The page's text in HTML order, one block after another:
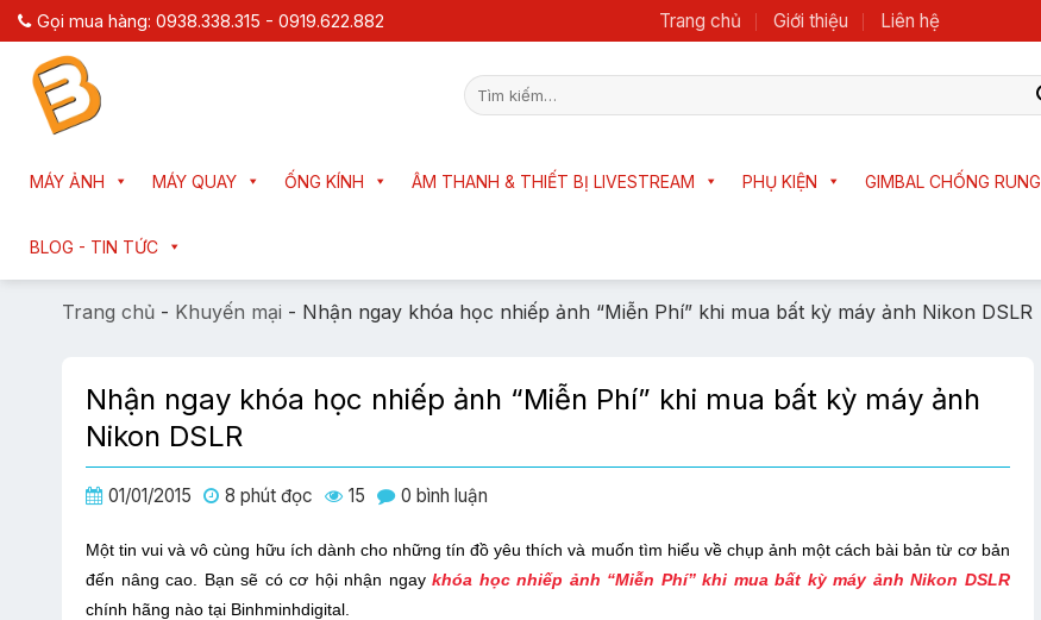
Chuyển
đến
dung
Gọi mua hàng: 0938.338.315 - 0919.622.882 Trang chủ Giới thiệu Liên hệ
Tìm
kiếm:
MÁY ẢNH MÁY QUAY ỐNG KÍNH ÂM THANH & THIẾT BỊ LIVESTREAM PHỤ KIỆN GIMBAL CHỐNG RUNG
BLOG - TIN TỨC
Trang chủ - Khuyến mại - Nhận ngay khóa học nhiếp ảnh “Miễn Phí” khi mua bất kỳ máy ảnh Nikon DSLR
Nhận ngay khóa học nhiếp ảnh “Miễn Phí” khi mua bất kỳ máy ảnh
Nikon DSLR
01/01/2015 8 phút đọc 15 0 bình luận
Một tin vui và vô cùng hữu ích dành cho những tín đồ yêu thích và muốn tìm hiểu về chụp ảnh một cách bài bản từ cơ bản
đến nâng cao. Bạn sẽ có cơ hội nhận ngaykhóa học nhiếp ảnh “Miễn Phí” khi mua bất kỳ máy ảnh Nikon DSLR
chính hãng nào tại Binhminhdigital.